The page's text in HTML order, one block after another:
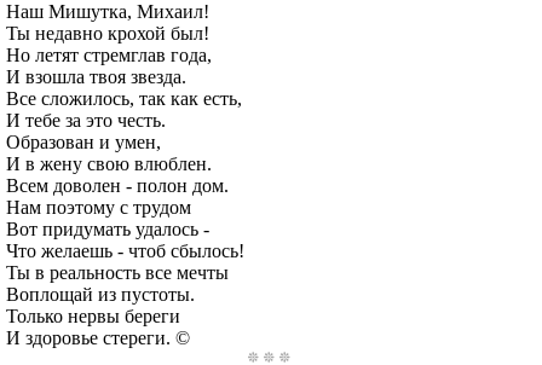
Наш Мишутка, Михаил!
Ты недавно крохой был!
Но летят стремглав года,
И взошла твоя звезда.
Все сложилось, так как есть,
И тебе за это честь.
Образован и умен,
И в жену свою влюблен.
Всем доволен - полон дом.
Нам поэтому с трудом
Вот придумать удалось -
Что желаешь - чтоб сбылось!
Ты в реальность все мечты
Воплощай из пустоты.
Только нервы береги
И здоровье стереги. ©